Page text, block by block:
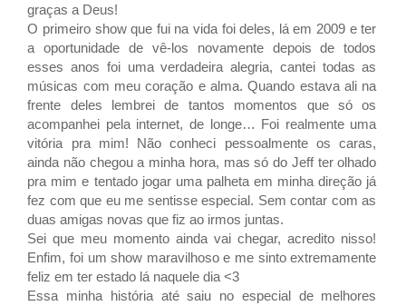
graças a Deus!
O primeiro show que fui na vida foi deles, lá em 2009 e ter
a oportunidade de vê-los novamente depois de todos
esses anos foi uma verdadeira alegria, cantei todas as
músicas com meu coração e alma. Quando estava ali na
frente deles lembrei de tantos momentos que só os
acompanhei pela internet, de longe… Foi realmente uma
vitória pra mim! Não conheci pessoalmente os caras,
ainda não chegou a minha hora, mas só do Jeff ter olhado
pra mim e tentado jogar uma palheta em minha direção já
fez com que eu me sentisse especial. Sem contar com as
duas amigas novas que fiz ao irmos juntas.
Sei que meu momento ainda vai chegar, acredito nisso!
Enfim, foi um show maravilhoso e me sinto extremamente
feliz em ter estado lá naquele dia <3
Essa minha história até saiu no especial de melhores